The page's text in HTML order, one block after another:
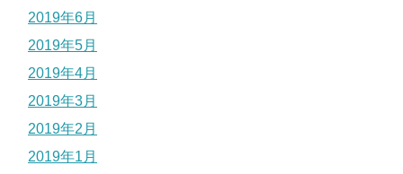
2019年6月
2019年5月
2019年4月
2019年3月
2019年2月
2019年1月